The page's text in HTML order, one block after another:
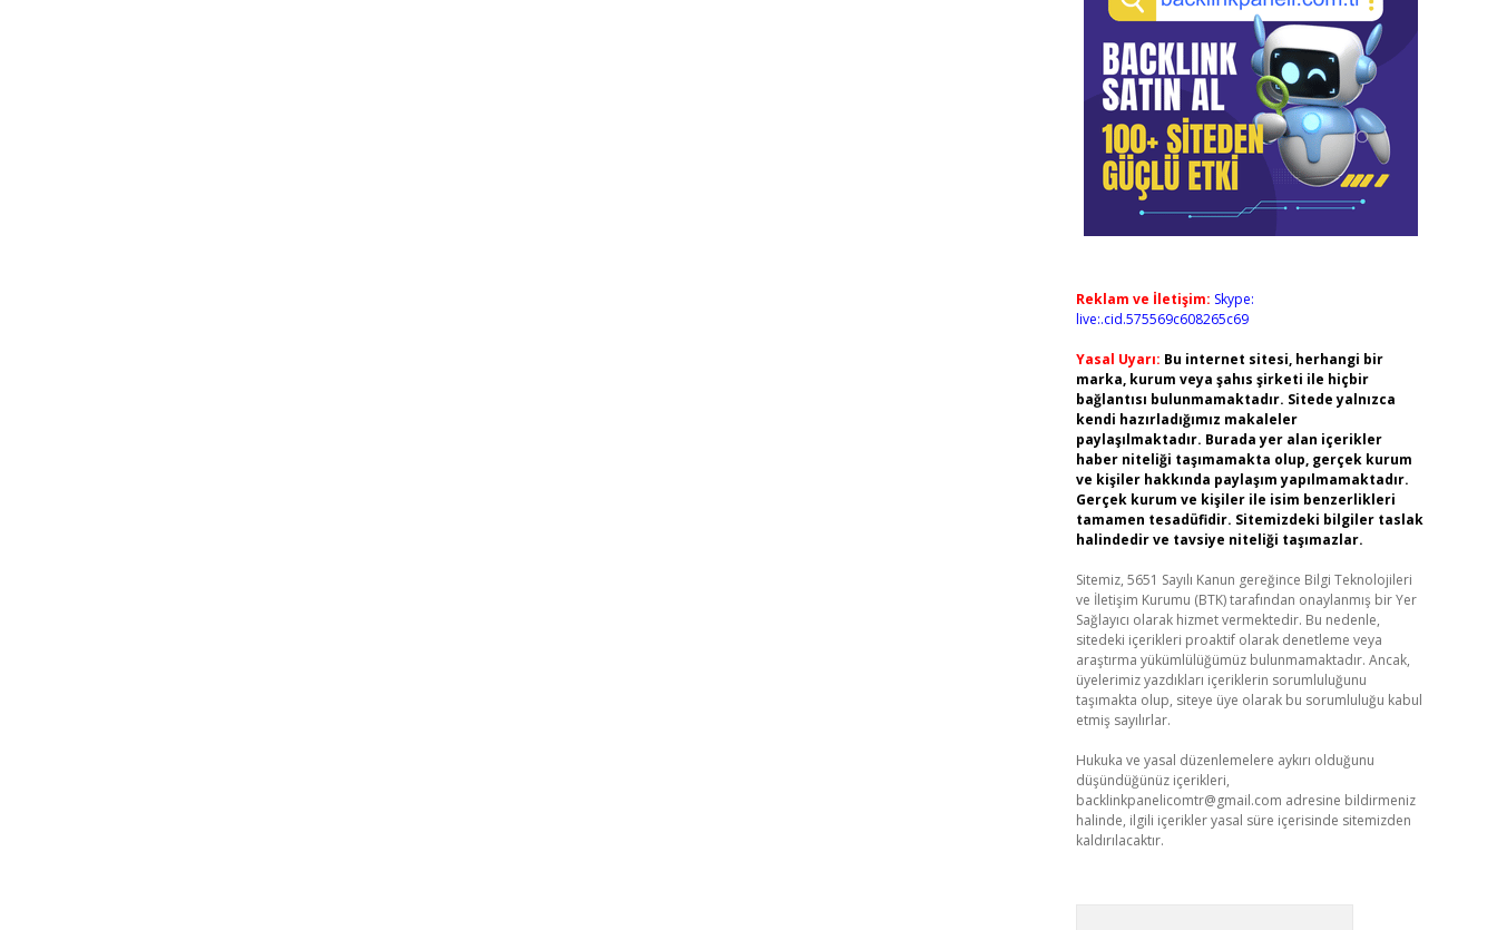
Reklam ve İletişim: Skype:
live:.cid.575569c608265c69
Yasal Uyarı: Bu internet sitesi, herhangi bir
marka, kurum veya şahıs şirketi ile hiçbir
bağlantısı bulunmamaktadır. Sitede yalnızca
kendi hazırladığımız makaleler
paylaşılmaktadır. Burada yer alan içerikler
haber niteliği taşımamakta olup, gerçek kurum
ve kişiler hakkında paylaşım yapılmamaktadır.
Gerçek kurum ve kişiler ile isim benzerlikleri
tamamen tesadüfidir. Sitemizdeki bilgiler taslak
halindedir ve tavsiye niteliği taşımazlar.
Sitemiz, 5651 Sayılı Kanun gereğince Bilgi Teknolojileri
ve İletişim Kurumu (BTK) tarafından onaylanmış bir Yer
Sağlayıcı olarak hizmet vermektedir. Bu nedenle,
sitedeki içerikleri proaktif olarak denetleme veya
araştırma yükümlülüğümüz bulunmamaktadır. Ancak,
üyelerimiz yazdıkları içeriklerin sorumluluğunu
taşımakta olup, siteye üye olarak bu sorumluluğu kabul
etmiş sayılırlar.
Hukuka ve yasal düzenlemelere aykırı olduğunu
düşündüğünüz içerikleri,
backlinkpanelicomtr@gmail.com adresine bildirmeniz
halinde, ilgili içerikler yasal süre içerisinde sitemizden
kaldırılacaktır.